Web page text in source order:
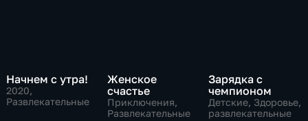
Начнем с утра!
2020,
Развлекательные
Женское
счастье
Приключения,
Развлекательные
Зарядка с
чемпионом
Детские, Здоровье,
развлекательные